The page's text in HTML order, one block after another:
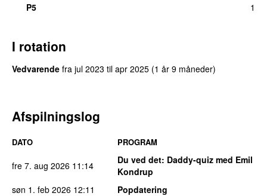
P5
1
I rotation
Vedvarende fra jul 2023 til apr 2025 (1 år 9 måneder)
Afspilningslog
DATO PROGRAM
fre 7. aug 2026 11:14 Du ved det: Daddy-quiz med Emil
Kondrup
søn 1. feb 2026 12:11
Popdatering